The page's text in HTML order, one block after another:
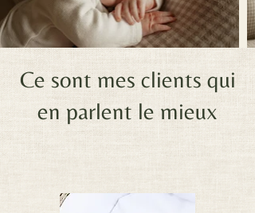
Ce sont mes clients qui
en parlent le mieux